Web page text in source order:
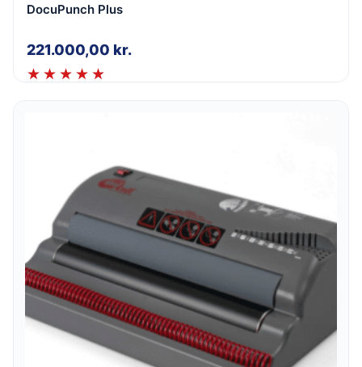
DocuPunch Plus
221.000,00 kr.